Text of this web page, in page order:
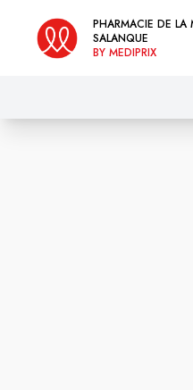
PHARMACIE DE LA
SALANQUE
BY MEDIPRIX